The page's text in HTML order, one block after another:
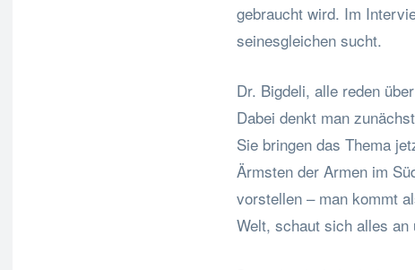
gebraucht wird. Im
seinesgleichen sucht.
Dr. Bigdeli, alle reden
Dabei denkt man
Sie bringen das Thema
Ärmsten der Armen im
vorstellen – man kommt
Welt, schaut sich alles